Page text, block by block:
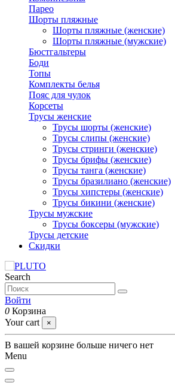
Парео
Шорты пляжные
Шорты пляжные (женские)
Шорты пляжные (мужские)
Бюстгальтеры
Боди
Топы
Комплекты белья
Пояс для чулок
Корсеты
Трусы женские
Трусы шорты (женские)
Трусы слипы (женские)
Трусы стринги (женские)
Трусы брифы (женские)
Трусы танга (женские)
Трусы бразилиано (женские)
Трусы хипстеры (женские)
Трусы бикини (женские)
Трусы мужские
Трусы боксеры (мужские)
Трусы детские
Скидки
Search
Войти
0 Корзина
Your cart
×
В вашей корзине больше ничего нет
Menu